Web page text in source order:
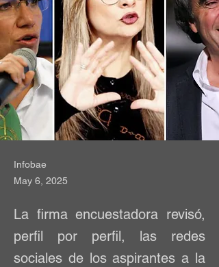
Infobae
May 6, 2025
La firma encuestadora revisó,
perfil por perfil, las redes
sociales de los aspirantes a la